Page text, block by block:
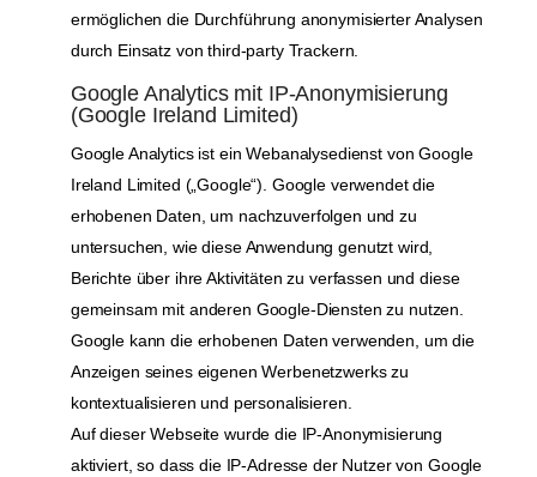
ermöglichen die Durchführung anonymisierter Analysen
durch Einsatz von third-party Trackern.
Google Analytics mit IP-Anonymisierung
(Google Ireland Limited)
Google Analytics ist ein Webanalysedienst von Google
Ireland Limited („Google“). Google verwendet die
erhobenen Daten, um nachzuverfolgen und zu
untersuchen, wie diese Anwendung genutzt wird,
Berichte über ihre Aktivitäten zu verfassen und diese
gemeinsam mit anderen Google-Diensten zu nutzen.
Google kann die erhobenen Daten verwenden, um die
Anzeigen seines eigenen Werbenetzwerks zu
kontextualisieren und personalisieren.
Auf dieser Webseite wurde die IP-Anonymisierung
aktiviert, so dass die IP-Adresse der Nutzer von Google